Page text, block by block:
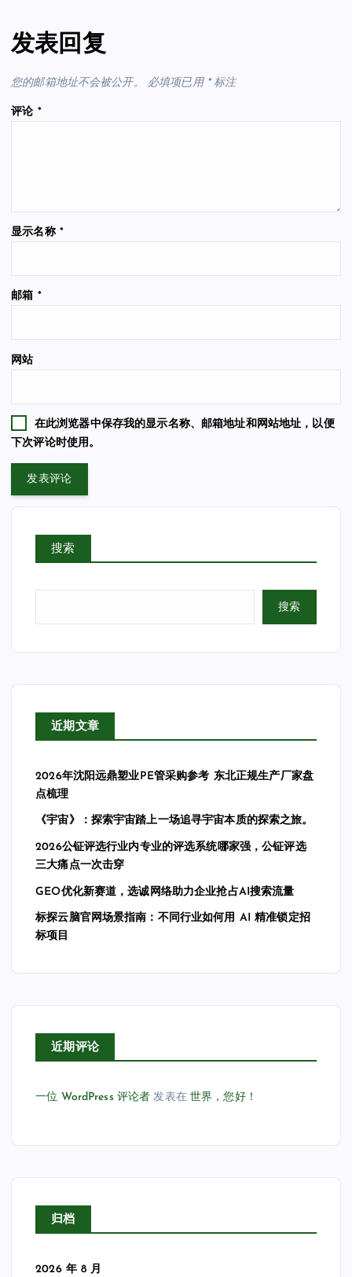
发表回复
您的邮箱地址不会被公开。 必填项已用 *标注
评论 *
显示名称 *
邮箱 *
网站
在此浏览器中保存我的显示名称、邮箱地址和网站地址，以便
下次评论时使用。
搜索
搜索
近期文章
2026年沈阳远鼎塑业PE管采购参考 东北正规生产厂家盘
点梳理
《宇宙》：探索宇宙踏上一场追寻宇宙本质的探索之旅。
2026公钲评选行业内专业的评选系统哪家强，公钲评选
三大痛点一次击穿
GEO优化新赛道，选诚网络助力企业抢占AI搜索流量
标探云脑官网场景指南：不同行业如何用 AI 精准锁定招
标项目
近期评论
一位 WordPress 评论者 发表在世界，您好！
归档
2026 年 8 月